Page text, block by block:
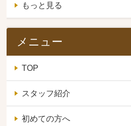
もっと見る
メニュー
TOP
スタッフ紹介
初めての方へ